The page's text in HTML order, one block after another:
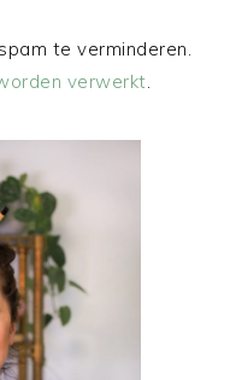
te verminderen.
verwerkt.